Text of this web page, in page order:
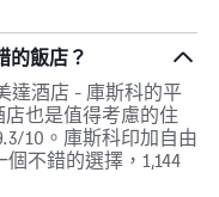
飯店？
達酒店 - 庫斯科的平
也是值得考慮的住
10。庫斯科印加自由
不錯的選擇，1,144